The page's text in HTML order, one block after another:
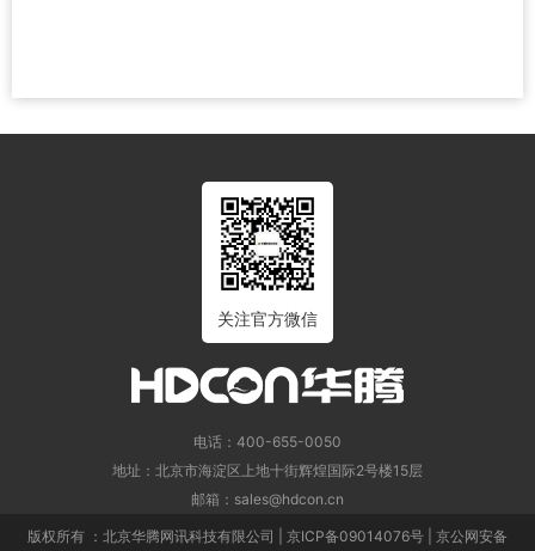
关注官方微信
电话：400-655-0050
地址：北京市海淀区上地十街辉煌国际2号楼15层
邮箱：sales@hdcon.cn
版权所有 ：北京华腾网讯科技有限公司 | 京ICP备09014076号 | 京公网安备